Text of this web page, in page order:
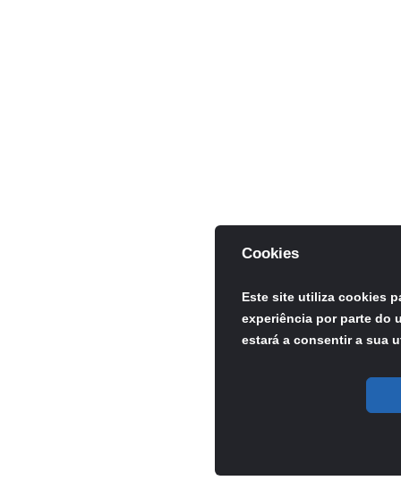
Cookies
Este site utiliza cookies
experiência por parte do
estará a consentir a sua